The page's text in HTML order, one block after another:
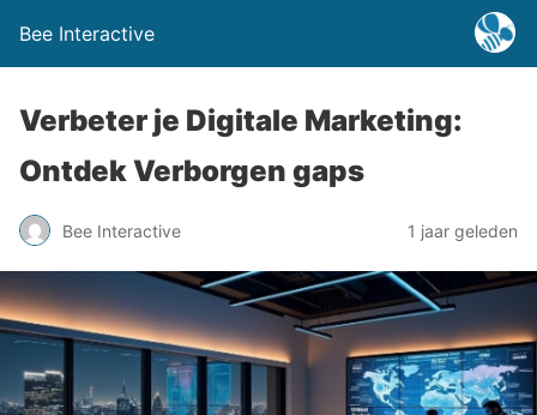
Bee Interactive
Verbeter je Digitale Marketing:
Ontdek Verborgen gaps
Bee Interactive 1 jaar geleden